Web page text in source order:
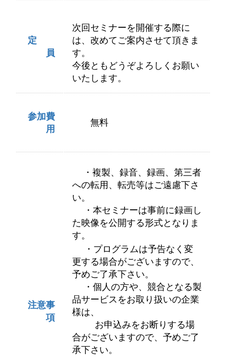
定
員
次回セミナーを開催する際に
は、改めてご案内させて頂きま
す。
今後ともどうぞよろしくお願い
いたします。
参加費
用
無料
注意事
項
・複製、録音、録画、第三者
への転用、転売等はご遠慮下さ
い。
・本セミナーは事前に録画し
た映像を公開する形式となりま
す。
・プログラムは予告なく変
更する場合がございますので、
予めご了承下さい。
・個人の方や、競合となる製
品サービスをお取り扱いの企業
様は、
お申込みをお断りする場
合がございますので、予めご了
承下さい。